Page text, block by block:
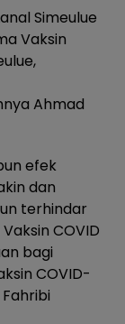
Simeulue
Vaksin
Ahmad
efek
dan
terhindar
COVID
bagi
COVID-